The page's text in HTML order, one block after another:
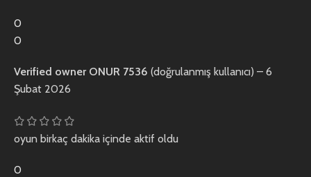
0
0
Verified owner ONUR 7536 (doğrulanmış kullanıcı) – 6
Şubat 2026
oyun birkaç dakika içinde aktif oldu
0